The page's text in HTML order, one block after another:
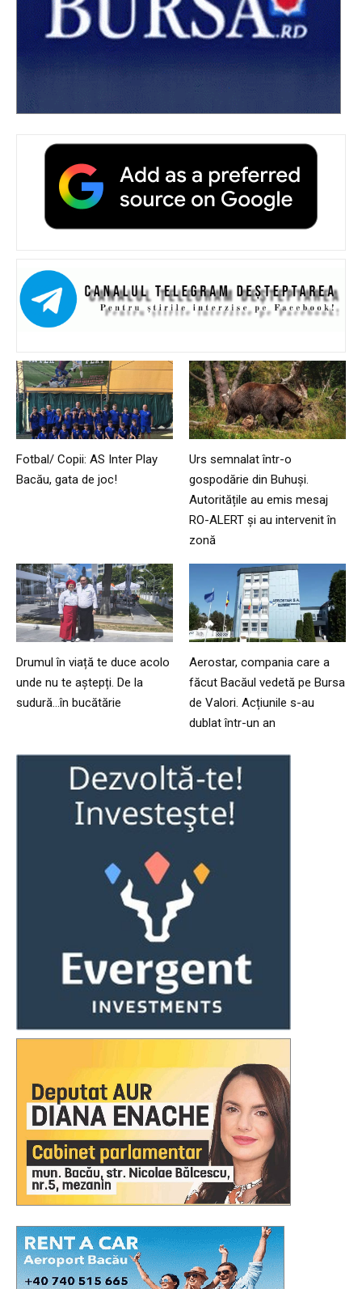
Fotbal/ Copii: AS Inter Play
Bacău, gata de joc!
Urs semnalat într-o
gospodărie din Buhuși.
Autoritățile au emis mesaj
RO-ALERT și au intervenit în
zonă
Drumul în viață te duce acolo
unde nu te aștepți. De la
sudură…în bucătărie
Aerostar, compania care a
făcut Bacăul vedetă pe Bursa
de Valori. Acțiunile s-au
dublat într-un an